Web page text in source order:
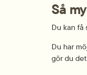
Så
Du kan få
Du har
gör du